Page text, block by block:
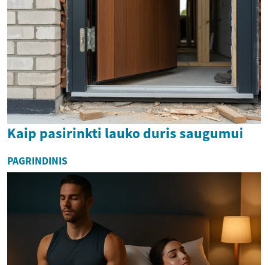
Kaip pasirinkti lauko duris saugumui
PAGRINDINIS